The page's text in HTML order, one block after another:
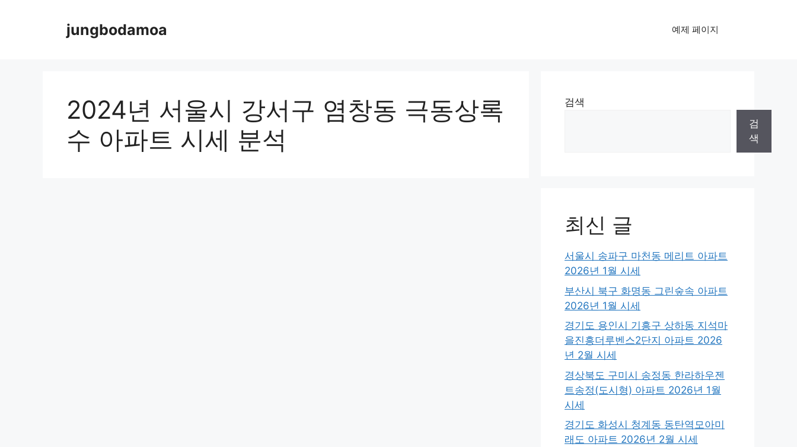
jungbodamoa 예제 페이지
2024년 서울시 강서구 염창동 극동상록
수 아파트 시세 분석
검색
검
색
최신 글
서울시 송파구 마천동 메리트 아파트
2026년 1월 시세
부산시 북구 화명동 그린숲속 아파트
2026년 1월 시세
경기도 용인시 기흥구 상하동 지석마
을진흥더루벤스2단지 아파트 2026
년 2월 시세
경상북도 구미시 송정동 한라하우젠
트송정(도시형) 아파트 2026년 1월
시세
경기도 화성시 청계동 동탄역모아미
래도 아파트 2026년 2월 시세